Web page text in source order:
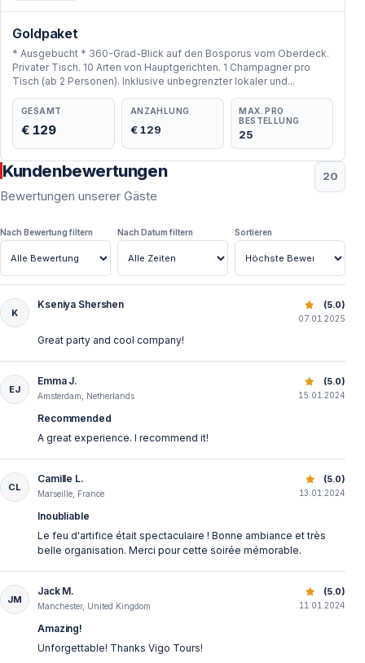
Goldpaket
* Ausgebucht * 360-Grad-Blick auf den Bosporus vom Oberdeck.
Privater Tisch. 10 Arten von Hauptgerichten. 1 Champagner pro
Tisch (ab 2 Personen). Inklusive unbegrenzter lokaler und...
GESAMT
€ 129
ANZAHLUNG
€ 129
MAX. PRO
BESTELLUNG
25
Kundenbewertungen
Bewertungen unserer Gäste
20
Nach Bewertung filtern Nach Datum filtern Sortieren
Silvesterparty auf dem Bosporus mit Abendessen und
K
Kseniya Shershen (5.0)
07.01.2025
Great party and cool company!
Silvesterparty auf dem Bosporus mit Abendessen und
EJ
Emma J.
Amsterdam, Netherlands
(5.0)
15.01.2024
Recommended
A great experience. I recommend it!
Silvesterparty auf dem Bosporus mit Abendessen und
CL
Camille L.
Marseille, France
(5.0)
13.01.2024
Inoubliable
Le feu d'artifice était spectaculaire ! Bonne ambiance et très
belle organisation. Merci pour cette soirée mémorable.
Silvesterparty auf dem Bosporus mit Abendessen und
JM
Jack M.
Manchester, United Kingdom
(5.0)
11.01.2024
Amazing!
Unforgettable! Thanks Vigo Tours!